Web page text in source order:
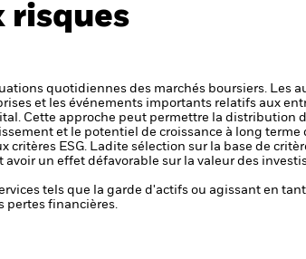
risques
quotidiennes des marchés boursiers. Les
et les événements importants relatifs aux
Cette approche peut permettre la distribution
et le potentiel de croissance à long terme
ESG. Ladite sélection sur la base de
un effet défavorable sur la valeur des
tels que la garde d'actifs ou agissant en
pertes financières.